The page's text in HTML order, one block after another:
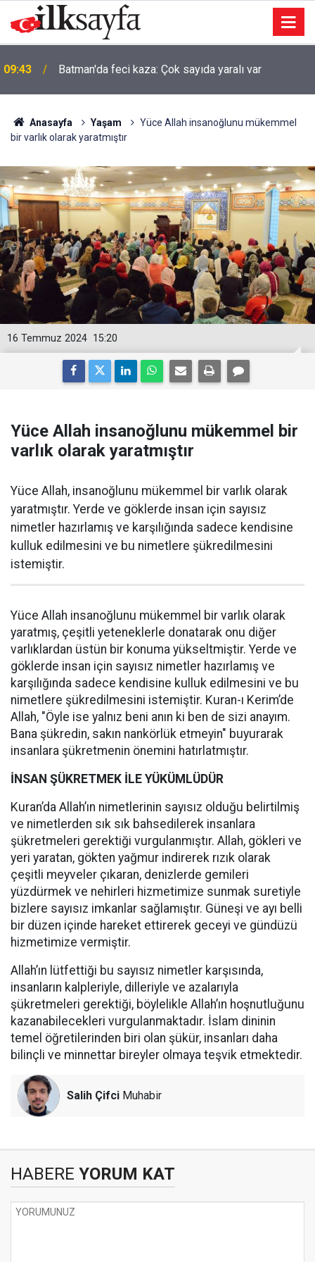
09:43 Batman'da feci kaza: Çok sayıda yaralı var
Anasayfa Yaşam
Yüce Allah insanoğlunu mükemmel
bir varlık olarak yaratmıştır
15:20
16 Temmuz 2024
Yüce Allah insanoğlunu mükemmel bir
varlık olarak yaratmıştır
Yüce Allah, insanoğlunu mükemmel bir varlık olarak
yaratmıştır. Yerde ve göklerde insan için sayısız
nimetler hazırlamış ve karşılığında sadece kendisine
kulluk edilmesini ve bu nimetlere şükredilmesini
istemiştir.
Yüce Allah insanoğlunu mükemmel bir varlık olarak
yaratmış, çeşitli yeteneklerle donatarak onu diğer
varlıklardan üstün bir konuma yükseltmiştir. Yerde ve
göklerde insan için sayısız nimetler hazırlamış ve
karşılığında sadece kendisine kulluk edilmesini ve bu
nimetlere şükredilmesini istemiştir. Kuran-ı Kerim’de
Allah, "Öyle ise yalnız beni anın ki ben de sizi anayım.
Bana şükredin, sakın nankörlük etmeyin" buyurarak
insanlara şükretmenin önemini hatırlatmıştır.
İNSAN ŞÜKRETMEK İLE YÜKÜMLÜDÜR
Kuran’da Allah’ın nimetlerinin sayısız olduğu belirtilmiş
ve nimetlerden sık sık bahsedilerek insanlara
şükretmeleri gerektiği vurgulanmıştır. Allah, gökleri ve
yeri yaratan, gökten yağmur indirerek rızık olarak
çeşitli meyveler çıkaran, denizlerde gemileri
yüzdürmek ve nehirleri hizmetimize sunmak suretiyle
bizlere sayısız imkanlar sağlamıştır. Güneşi ve ayı belli
bir düzen içinde hareket ettirerek geceyi ve gündüzü
hizmetimize vermiştir.
Allah’ın lütfettiği bu sayısız nimetler karşısında,
insanların kalpleriyle, dilleriyle ve azalarıyla
şükretmeleri gerektiği, böylelikle Allah’ın hoşnutluğunu
kazanabilecekleri vurgulanmaktadır. İslam dininin
temel öğretilerinden biri olan şükür, insanları daha
bilinçli ve minnettar bireyler olmaya teşvik etmektedir.
Salih Çifci Muhabir
HABERE YORUM KAT